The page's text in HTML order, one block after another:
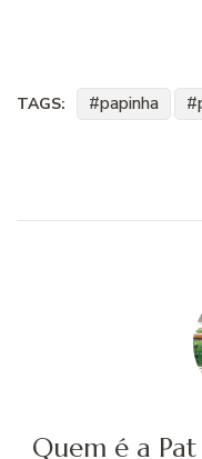
TAGS: papinha
Quem é a